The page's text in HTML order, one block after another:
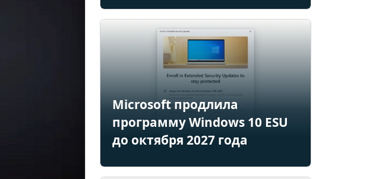
Microsoft продлила
программу Windows 10 ESU
до октября 2027 года